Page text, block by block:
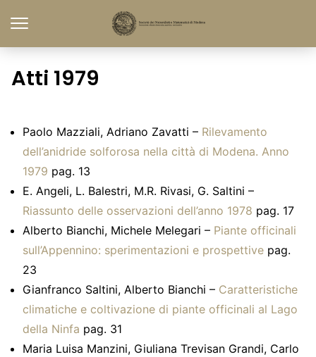
Atti 1979
Paolo Mazziali, Adriano Zavatti – Rilevamento
dell’anidride solforosa nella città di Modena. Anno
1979 pag. 13
E. Angeli, L. Balestri, M.R. Rivasi, G. Saltini –
Riassunto delle osservazioni dell’anno 1978 pag. 17
Alberto Bianchi, Michele Melegari – Piante officinali
sull’Appennino: sperimentazioni e prospettive pag.
23
Gianfranco Saltini, Alberto Bianchi – Caratteristiche
climatiche e coltivazione di piante officinali al Lago
della Ninfa pag. 31
Maria Luisa Manzini, Giuliana Trevisan Grandi, Carlo